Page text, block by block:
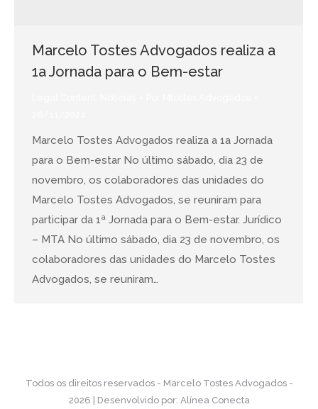
Marcelo Tostes Advogados realiza a
1a Jornada para o Bem-estar
Marcelo Tostes Advogados realiza a 1a Jornada
para o Bem-estar No último sábado, dia 23 de
novembro, os colaboradores das unidades do
Marcelo Tostes Advogados, se reuniram para
participar da 1ª Jornada para o Bem-estar. Jurídico
– MTA No último sábado, dia 23 de novembro, os
colaboradores das unidades do Marcelo Tostes
Advogados, se reuniram…
Todos os direitos reservados - Marcelo Tostes Advogados -
2026 | Desenvolvido por: Alínea Conecta